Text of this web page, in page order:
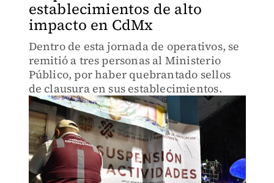
establecimientos de alto
impacto en CdMx
Dentro de esta jornada de operativos, se
remitió a tres personas al Ministerio
Público, por haber quebrantado sellos
de clausura en sus establecimientos.